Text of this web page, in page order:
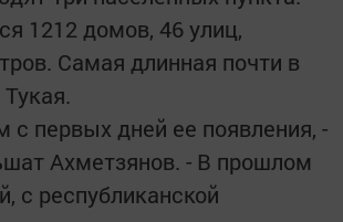
1212 домов, 46 улиц,
Самая длинная почти в
первых дней ее появления, -
Ахметзянов. - В прошлом
с республиканской